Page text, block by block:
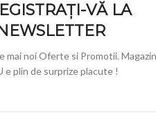
VĂ LA
NEWSLETTER
mai noi Oferte si Promotii.
e plin de surprize placute !